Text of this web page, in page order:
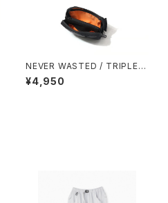
NEVER WASTED / TRIPLEY
ES（MA-1）
¥4,950